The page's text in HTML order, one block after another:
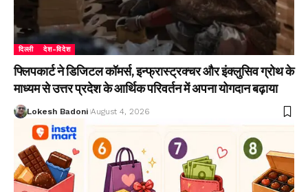
दिल्ली देश-विदेश
फ्लिपकार्ट ने डिजिटल कॉमर्स, इन्फ्रास्ट्रक्चर और इंक्लुसिव ग्रोथ के
माध्यम से उत्तर प्रदेश के आर्थिक परिवर्तन में अपना योगदान बढ़ाया
Lokesh Badoni August 4, 2026